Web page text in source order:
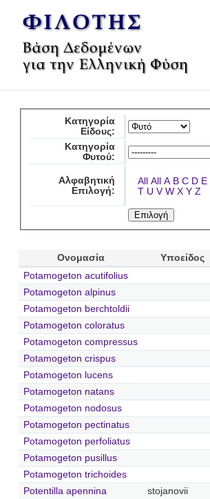
Κατηγορία
Είδους:
Κατηγορία
Φυτού:
Αλφαβητική
Επιλογή:
All All A B C D E
T U V W X Y Z
Ονομασία Υποείδος
Potamogeton acutifolius
Potamogeton alpinus
Potamogeton berchtoldii
Potamogeton coloratus
Potamogeton compressus
Potamogeton crispus
Potamogeton lucens
Potamogeton natans
Potamogeton nodosus
Potamogeton pectinatus
Potamogeton perfoliatus
Potamogeton pusillus
Potamogeton trichoides
Potentilla apennina
stojanovii